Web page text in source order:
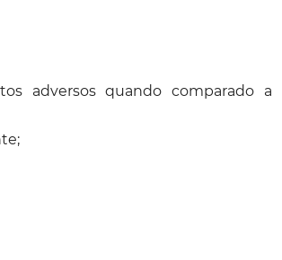
adversos quando comparado a